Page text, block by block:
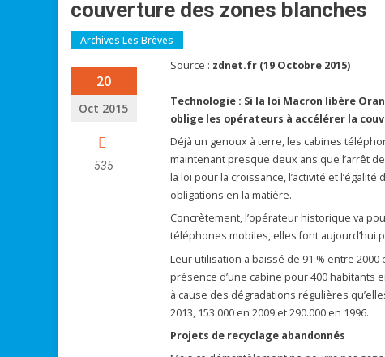
couverture des zones blanches
Archives Les Brèves
20
Oct 2015
535
Source : zdnet.fr (19 Octobre 2015)
Technologie : Si la loi Macron libère
oblige les opérateurs à accélérer la
Déjà un genoux à terre, les cabines
maintenant presque deux ans que l’arrêt
la loi pour la croissance, l’activité et
obligations en la matière.
Concrètement, l’opérateur historique va
téléphones mobiles, elles font aujourd’hui
Leur utilisation a baissé de 91 % entre 2000
présence d’une cabine pour 400 habitants
à cause des dégradations régulières
2013, 153.000 en 2009 et 290.000 en 1996.
Projets de recyclage abandonnés